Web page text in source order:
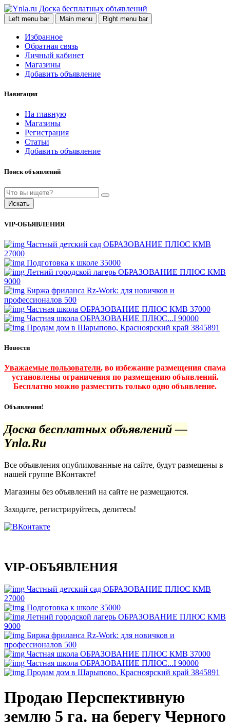
Доска бесплатных объявлений
Left menu bar Main menu Right menu bar
Избранное
Обратная связь
Личный кабинет
Магазины
Добавить объявление
Навигация
На главную
Магазины
Регистрация
Статьи
Добавить объявление
Поиск объявлений
Искать
VIP-ОБЪЯВЛЕНИЯ
Частный детский сад ОБРАЗОВАНИЕ ПЛЮС КМВ
27000
Подготовка к школе 35000
Летний городской лагерь ОБРАЗОВАНИЕ ПЛЮС КМВ
9000
Биржа фриланса Rz-Work: для новичков и
профессионалов 500
Частная школа ОБРАЗОВАНИЕ ПЛЮС КМВ 37000
Частная школа ОБРАЗОВАНИЕ ПЛЮС...I 90000
Продам дом в Шарыпово, Красноярский край 3845891
Новости
Уважаемые пользователи, во избежание размещения спама
установлены ограничения по размещению объявлений.
Бесплатно можно разместить только одно объявление.
Объявления!
Доска бесплатных объявлений —
Ynla.Ru
Все объявления опубликованные на сайте, будут размещены в
нашей группе ВКонтакте!
Магазины без объявлений на сайте не размещаются.
Заходите, регистрируйтесь, делитесь!
VIP-ОБЪЯВЛЕНИЯ
Частный детский сад ОБРАЗОВАНИЕ ПЛЮС КМВ
27000
Подготовка к школе 35000
Летний городской лагерь ОБРАЗОВАНИЕ ПЛЮС КМВ
9000
Биржа фриланса Rz-Work: для новичков и
профессионалов 500
Частная школа ОБРАЗОВАНИЕ ПЛЮС КМВ 37000
Частная школа ОБРАЗОВАНИЕ ПЛЮС...I 90000
Продам дом в Шарыпово, Красноярский край 3845891
Продаю Перспективную
землю 5 га. на берегу Черного